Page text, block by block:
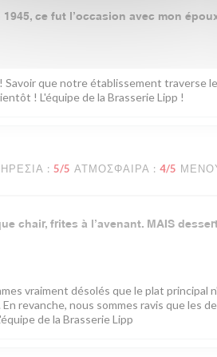
ce fut l’occasion avec mon
que notre établissement traverse
! L'équipe de la Brasserie Lipp !
: 5/5 ΑΤΜΌΣΦΑΙΡΑ : 4/5
chair, frites à l’avenant. MAIS
vraiment désolés que le plat principal
revanche, nous sommes ravis que les
de la Brasserie Lipp